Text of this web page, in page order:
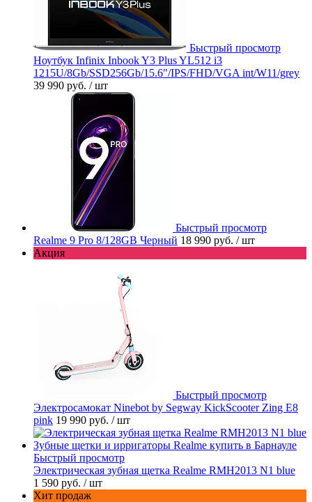
Быстрый просмотр
Ноутбук Infinix Inbook Y3 Plus YL512 i3
1215U/8Gb/SSD256Gb/15.6"/IPS/FHD/VGA int/W11/grey
39 990 руб. / шт
Быстрый просмотр
Realme 9 Pro 8/128GB Черный 18 990 руб. / шт
Акция
Быстрый просмотр
Электросамокат Ninebot by Segway KickScooter Zing E8
pink 19 990 руб. / шт
Быстрый просмотр
Электрическая зубная щетка Realme RMH2013 N1 blue
1 590 руб. / шт
Хит продаж